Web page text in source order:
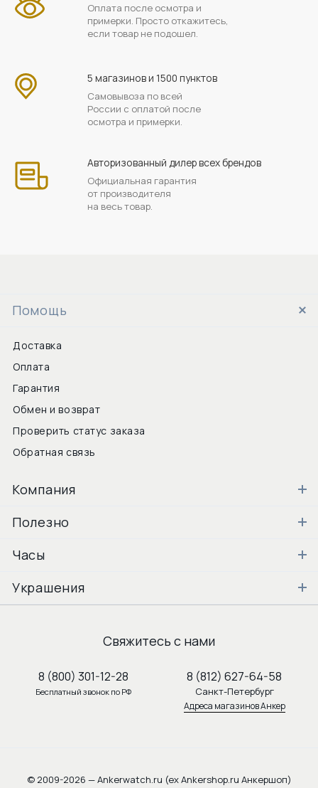
Оплата после осмотра и
примерки. Просто откажитесь,
если товар не подошел.
5 магазинов и 1500 пунктов
Самовывоза по всей
России с оплатой после
осмотра и примерки.
Авторизованный дилер всех брендов
Официальная гарантия
от производителя
на весь товар.
Помощь
Доставка
Оплата
Гарантия
Обмен и возврат
Проверить статус заказа
Обратная связь
Компания
Полезно
Часы
Украшения
Свяжитесь с нами
8 (800) 301-12-28
Бесплатный звонок по РФ
8 (812) 627-64-58
Санкт-Петербург
Адреса магазинов Анкер
© 2009-2026 — Ankerwatch.ru (ex Ankershop.ru Анкершоп)